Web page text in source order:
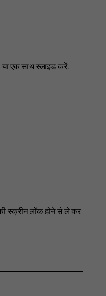
एक साथ स्लाइड करें.
स्क्रीन लॉक होने से ले कर